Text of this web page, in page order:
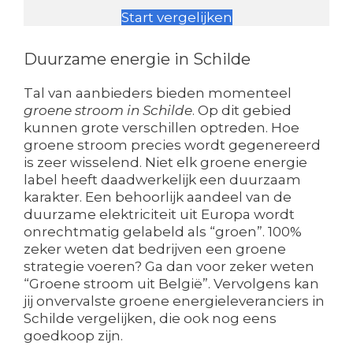
Start vergelijken
Duurzame energie in Schilde
Tal van aanbieders bieden momenteel
groene stroom in Schilde. Op dit gebied
kunnen grote verschillen optreden. Hoe
groene stroom precies wordt gegenereerd
is zeer wisselend. Niet elk groene energie
label heeft daadwerkelijk een duurzaam
karakter. Een behoorlijk aandeel van de
duurzame elektriciteit uit Europa wordt
onrechtmatig gelabeld als “groen”. 100%
zeker weten dat bedrijven een groene
strategie voeren? Ga dan voor zeker weten
“Groene stroom uit België”. Vervolgens kan
jij onvervalste groene energieleveranciers in
Schilde vergelijken, die ook nog eens
goedkoop zijn.